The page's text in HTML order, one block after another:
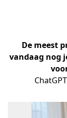
De meest
vandaag nog